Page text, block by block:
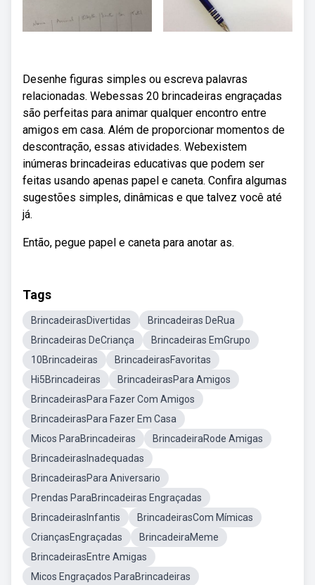
Desenhe figuras simples ou escreva palavras
relacionadas. Webessas 20 brincadeiras engraçadas
são perfeitas para animar qualquer encontro entre
amigos em casa. Além de proporcionar momentos de
descontração, essas atividades. Webexistem
inúmeras brincadeiras educativas que podem ser
feitas usando apenas papel e caneta. Confira algumas
sugestões simples, dinâmicas e que talvez você até
já.
Então, pegue papel e caneta para anotar as.
Tags
BrincadeirasDivertidas
Brincadeiras DeRua
Brincadeiras DeCriança
Brincadeiras EmGrupo
10Brincadeiras
BrincadeirasFavoritas
Hi5Brincadeiras
BrincadeirasPara Amigos
BrincadeirasPara Fazer Com Amigos
BrincadeirasPara Fazer Em Casa
Micos ParaBrincadeiras
BrincadeiraRode Amigas
BrincadeirasInadequadas
BrincadeirasPara Aniversario
Prendas ParaBrincadeiras Engraçadas
BrincadeirasInfantis
BrincadeirasCom Mímicas
CriançasEngraçadas
BrincadeiraMeme
BrincadeirasEntre Amigas
Micos Engraçados ParaBrincadeiras